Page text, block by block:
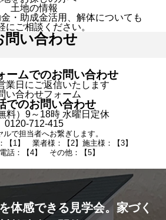
土地の情報
・助成金活用、解体についても
にご相談ください。
問い合わせ
ームでのお問い合わせ
業日にご返信いたします
い合わせフォーム
でのお問い合わせ
料）9～18時 水曜日定休
0120-712-415
ルで担当者へお繋ぎします。
【1】 業者様：【2】施主様：【3】
話：【4】 その他：【5】
体感できる見学会。家づく